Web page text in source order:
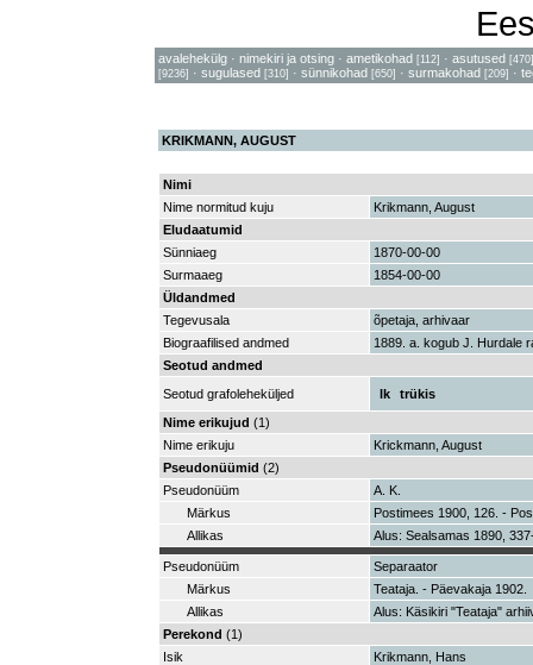
avalehekülg · nimekiri ja otsing · ametikohad [112] · asutused [470]
[9236] · sugulased [310] · sünnikohad [650] · surmakohad [209] ·
KRIKMANN, AUGUST
Nimi
Nime normitud kuju
Krikmann, August
Eludaatumid
Sünniaeg
1870-00-00
Surmaaeg
1854-00-00
Üldandmed
Tegevusala
õpetaja, arhivaar
Biograafilised andmed
1889. a. kogub J. Hurdale
Seotud andmed
Seotud grafoleheküljed
lk
trükis
Nime erikujud (1)
Nime erikuju
Krickmann, August
Pseudonüümid (2)
Pseudonüüm
A. K.
Märkus
Postimees 1900, 126. -
Allikas
Alus: Sealsamas 1890,
Pseudonüüm
Separaator
Märkus
Teataja. - Päevakaja 1902.
Allikas
Alus: Käsikiri "Teataja"
Perekond (1)
Isik
Krikmann, Hans